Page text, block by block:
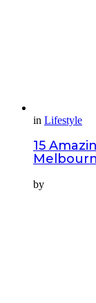
in Lifestyle
15
by